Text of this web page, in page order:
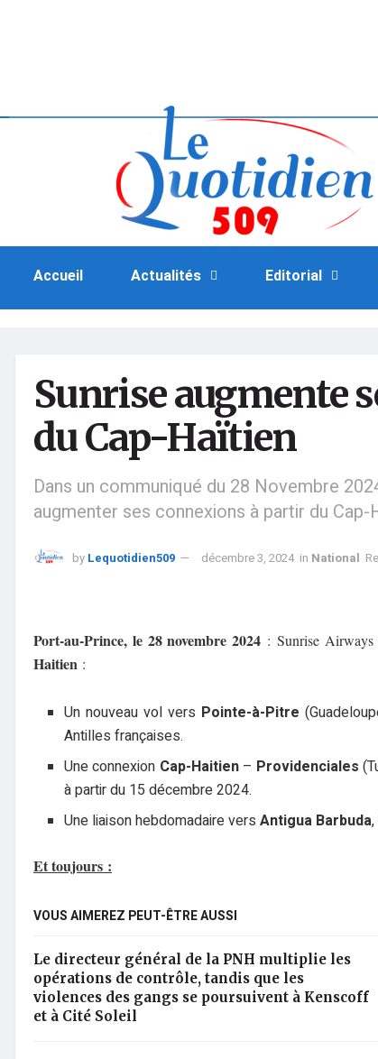
Accueil Actualités Editorial
Sunrise augmente
du Cap-Haïtien
Dans un communiqué du 28 Novembre
augmenter ses connexions à partir du Cap-
by Lequotidien509 décembre 3, 2024 in National
Port-au-Prince, le 28 novembre 2024 : Sunrise Airways
Haitien :
Un nouveau vol vers Pointe-à-Pitre
Antilles françaises.
Une connexion Cap-Haitien– Providenciales
à partir du 15 décembre 2024.
Une liaison hebdomadaire versAntigua Barbuda
Et toujours :
VOUS AIMEREZ PEUT-ÊTRE AUSSI
Le directeur général de la PNH multiplie les
opérations de contrôle, tandis que les
violences des gangs se poursuivent à Kenscoff
et à Cité Soleil